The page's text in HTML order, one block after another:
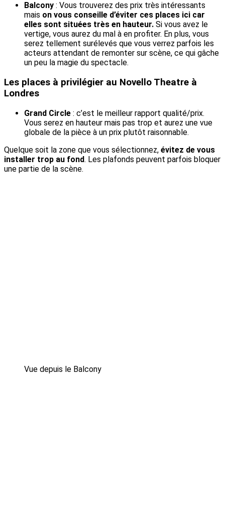
Balcony : Vous trouverez des prix très intéressants
mais on vous conseille d’éviter ces places ici car
elles sont situées très en hauteur. Si vous avez le
vertige, vous aurez du mal à en profiter. En plus, vous
serez tellement surélevés que vous verrez parfois les
acteurs attendant de remonter sur scène, ce qui gâche
un peu la magie du spectacle.
Les places à privilégier au Novello Theatre à
Londres
Grand Circle : c’est le meilleur rapport qualité/prix.
Vous serez en hauteur mais pas trop et aurez une vue
globale de la pièce à un prix plutôt raisonnable.
Quelque soit la zone que vous sélectionnez, évitez de vous
installer trop au fond. Les plafonds peuvent parfois bloquer
une partie de la scène.
Vue depuis le Balcony